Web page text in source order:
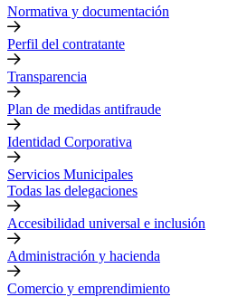
Normativa y documentación
Perfil del contratante
Transparencia
Plan de medidas antifraude
Identidad Corporativa
Servicios Municipales
Todas las delegaciones
Accesibilidad universal e inclusión
Administración y hacienda
Comercio y emprendimiento